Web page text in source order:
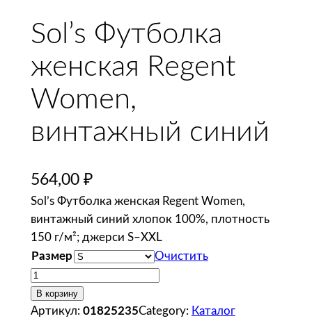
Sol’s Футболка
женская Regent
Women,
винтажный синий
564,00 ₽
Sol’s Футболка женская Regent Women,
винтажный синий хлопок 100%, плотность
150 г/м²; джерси S–XXL
Размер
Очистить
К
о
л
В корзину
Артикул: 01825235Category: Каталог